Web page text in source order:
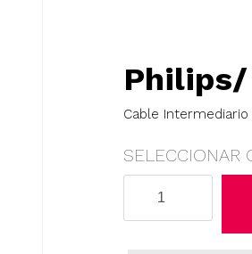
Philips/
Cable Intermediario
SELECCIONAR